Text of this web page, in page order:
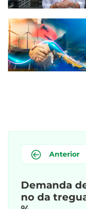
Anterior
Demanda
no da